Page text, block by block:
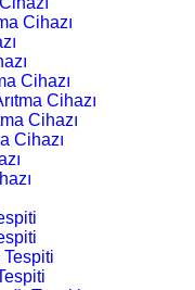
Cihazı
Cihazı
Cihazı
Cihazı
Cihazı
Tespiti